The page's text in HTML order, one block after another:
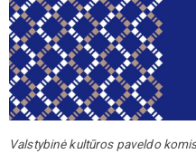
Valstybinė kultūros paveldo